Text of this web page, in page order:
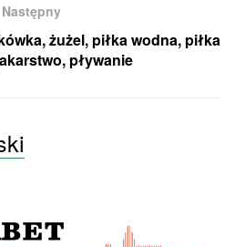
Następny
żużel, piłka wodna, piłka
pływanie